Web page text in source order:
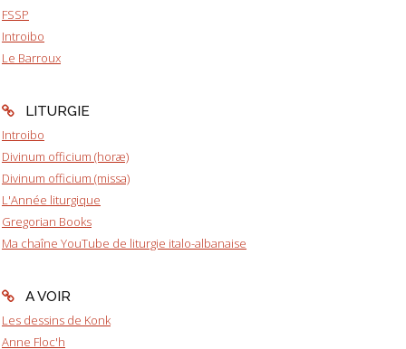
FSSP
Introibo
Le Barroux
LITURGIE
Introibo
Divinum officium (horæ)
Divinum officium (missa)
L'Année liturgique
Gregorian Books
Ma chaîne YouTube de liturgie italo-albanaise
A VOIR
Les dessins de Konk
Anne Floc'h